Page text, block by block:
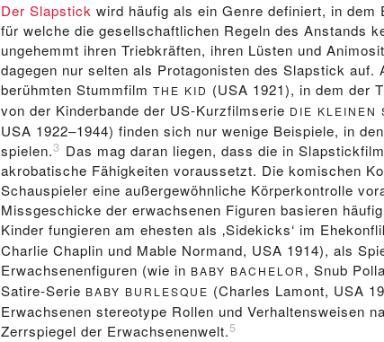
Der Slapstick wird häufig als ein Genre definiert, in dem
für welche die gesellschaftlichen Regeln des Anstands
ungehemmt ihren Triebkräften, ihren Lüsten und
dagegen nur selten als Protagonisten des Slapstick auf.
berühmten StummfilmTHE KID (USA 1921), in dem der
von der Kinderbande der US-Kurzfilmserie DIE KLEINEN
USA 1922–1944) finden sich nur wenige Beispiele, in
spielen.3 Das mag daran liegen, dass die in
akrobatische Fähigkeiten voraussetzt. Die komischen
Schauspieler eine außergewöhnliche Körperkontrolle
Missgeschicke der erwachsenen Figuren basieren
Kinder fungieren am ehesten als ‚Sidekicks‘ im
Charlie Chaplin und Mable Normand, USA 1914), als
Erwachsenenfiguren (wie in BABY BACHELOR, Snub
Satire-Serie BABY BURLESQUE (Charles Lamont, USA
Erwachsenen stereotype Rollen und Verhaltensweisen
Zerrspiegel der Erwachsenenwelt.5